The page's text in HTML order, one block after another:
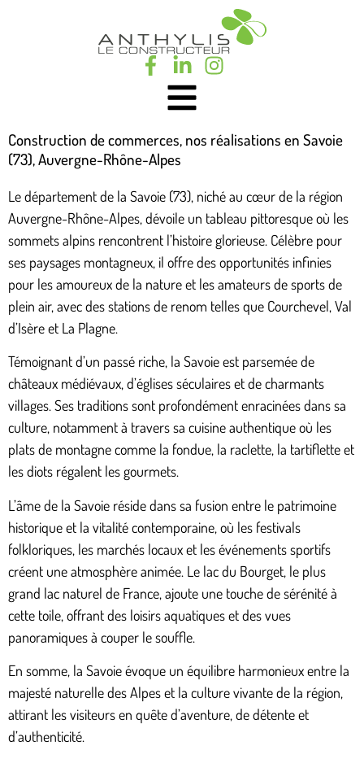
Construction de commerces, nos réalisations en Savoie
(73), Auvergne-Rhône-Alpes
Le département de la Savoie (73), niché au cœur de la région
Auvergne-Rhône-Alpes, dévoile un tableau pittoresque où les
sommets alpins rencontrent l’histoire glorieuse. Célèbre pour
ses paysages montagneux, il offre des opportunités infinies
pour les amoureux de la nature et les amateurs de sports de
plein air, avec des stations de renom telles que Courchevel, Val
d’Isère et La Plagne.
Témoignant d’un passé riche, la Savoie est parsemée de
châteaux médiévaux, d’églises séculaires et de charmants
villages. Ses traditions sont profondément enracinées dans sa
culture, notamment à travers sa cuisine authentique où les
plats de montagne comme la fondue, la raclette, la tartiflette et
les diots régalent les gourmets.
L’âme de la Savoie réside dans sa fusion entre le patrimoine
historique et la vitalité contemporaine, où les festivals
folkloriques, les marchés locaux et les événements sportifs
créent une atmosphère animée. Le lac du Bourget, le plus
grand lac naturel de France, ajoute une touche de sérénité à
cette toile, offrant des loisirs aquatiques et des vues
panoramiques à couper le souffle.
En somme, la Savoie évoque un équilibre harmonieux entre la
majesté naturelle des Alpes et la culture vivante de la région,
attirant les visiteurs en quête d’aventure, de détente et
d’authenticité.